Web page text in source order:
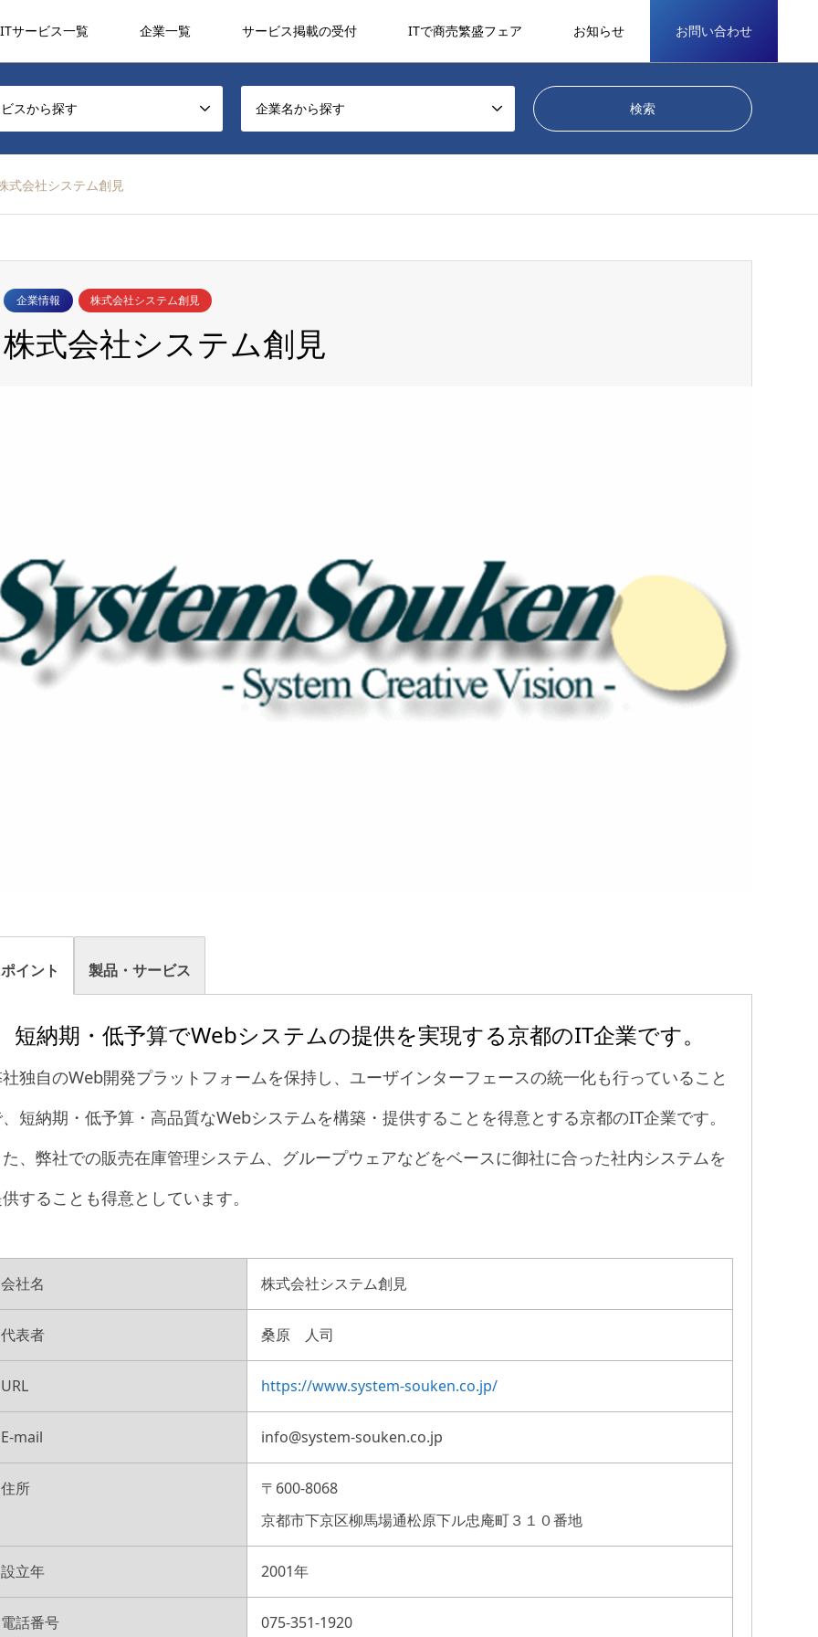
ITサービス一覧 企業一覧 サービス掲載の受付 ITで商売繁盛フェア お知らせ お問い合わせ
スから探す 企業名から探す
式会社システム創見
企業情報 株式会社システム創見
株式会社システム創見
イント 製品・サービス
短納期・低予算でWebシステムの提供を実現する京都のIT企業です。
独自のWeb開発プラットフォームを保持し、ユーザインターフェースの統一化も行っていること
短納期・低予算・高品質なWebシステムを構築・提供することを得意とする京都のIT企業です。
、弊社での販売在庫管理システム、グループウェアなどをベースに御社に合った社内システムを
することも得意としています。
会社名 株式会社システム創見
代表者 桑原 人司
URL https://www.system-souken.co.jp/
E-mail info@system-souken.co.jp
住所
〒600-8068
京都市下京区柳馬場通松原下ル忠庵町３１０番地
設立年 2001年
電話番号 075-351-1920